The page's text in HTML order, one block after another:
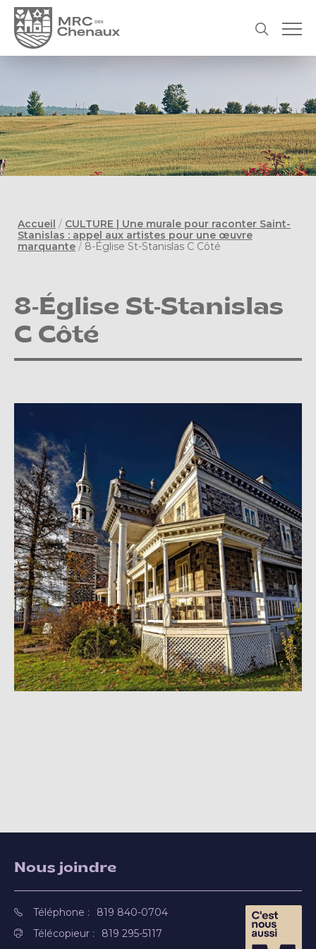
Accueil / CULTURE | Une murale pour raconter Saint-
Stanislas : appel aux artistes pour une œuvre
marquante / 8-Église St-Stanislas C Côté
8-Église St-Stanislas
C Côté
Nous joindre
Téléphone :
819 840-0704
Télécopieur :
819 295-5117